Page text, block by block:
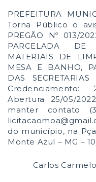
PREFEITURA
Torna Público o
PREGÃO Nº 013/
PARCELADA DE
MATERIAIS DE
MESA E BANHO,
DAS
Credenciamento:
Abertura 25/05/
manter contato
do município, na
Monte Azul – MG –
Carlos